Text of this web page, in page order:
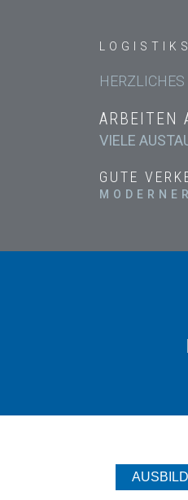
ARBEITEN
VIELE
GUTE